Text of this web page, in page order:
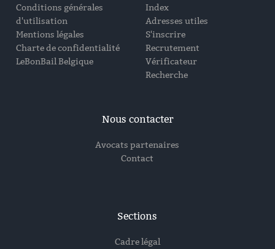
Conditions générales
d'utilisation
Mentions légales
Charte de confidentialité
LeBonBail Belgique
Index
Adresses utiles
S'inscrire
Recrutement
Vérificateur
Recherche
Nous contacter
Avocats partenaires
Contact
Sections
Cadre légal